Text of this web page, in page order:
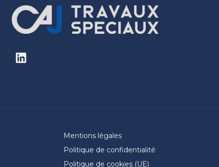
Mentions légales
Politique de confidentialité
Politique de cookies (UE)